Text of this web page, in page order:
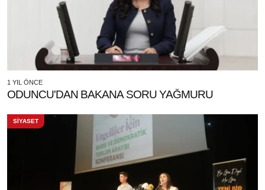
1 YIL ÖNCE
ODUNCU'DAN BAKANA SORU YAĞMURU
SİYASET